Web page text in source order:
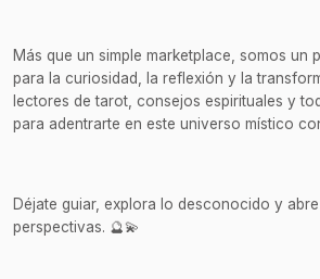
Más que un simple marketplace, somos un
para la curiosidad, la reflexión y la
lectores de tarot, consejos espirituales y
para adentrarte en este universo místico
Déjate guiar, explora lo desconocido y
perspectivas. 🔮💫